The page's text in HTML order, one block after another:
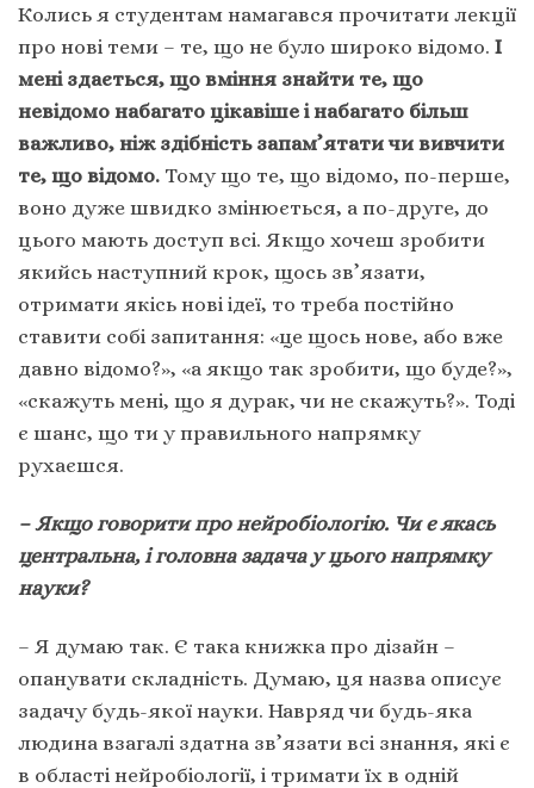
Колись я студентам намагався прочитати лекції
про нові теми – те, що не було широко відомо. І
мені здається, що вміння знайти те, що
невідомо набагато цікавіше і набагато більш
важливо, ніж здібність запам’ятати чи вивчити
те, що відомо. Тому що те, що відомо, по-перше,
воно дуже швидко змінюється, а по-друге, до
цього мають доступ всі. Якщо хочеш зробити
якийсь наступний крок, щось зв’язати,
отримати якісь нові ідеї, то треба постійно
ставити собі запитання: «це щось нове, або вже
давно відомо?», «а якщо так зробити, що буде?»,
«скажуть мені, що я дурак, чи не скажуть?». Тоді
є шанс, що ти у правильного напрямку
рухаєшся.
– Якщо говорити про нейробіологію. Чи є якась
центральна, і головна задача у цього напрямку
науки?
– Я думаю так. Є така книжка про дізайн –
опанувати складність. Думаю, ця назва описує
задачу будь-якої науки. Навряд чи будь-яка
людина взагалі здатна зв’язати всі знання, які є
в області нейробіології, і тримати їх в одній